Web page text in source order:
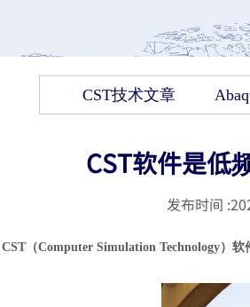
CST技术文章
CST软件是低
发布时间 :
CST （Computer Simulation Technology）软